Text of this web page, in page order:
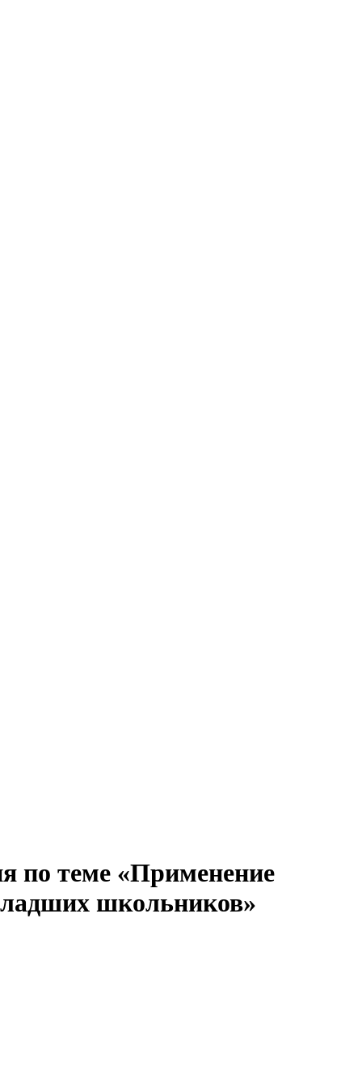
по теме «Применение
школьников»